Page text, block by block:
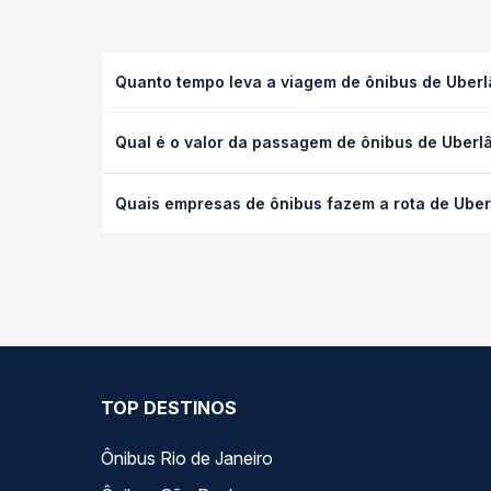
Quanto tempo leva a viagem de ônibus de
(convencional, executivo ou leito) e as condições
Qual é o valor da passagem de ônibus de
o tipo de poltrona e a antecedência da compra.
Quais empresas de ônibus fazem a rota de
TOP DESTINOS
Ônibus Rio de Janeiro